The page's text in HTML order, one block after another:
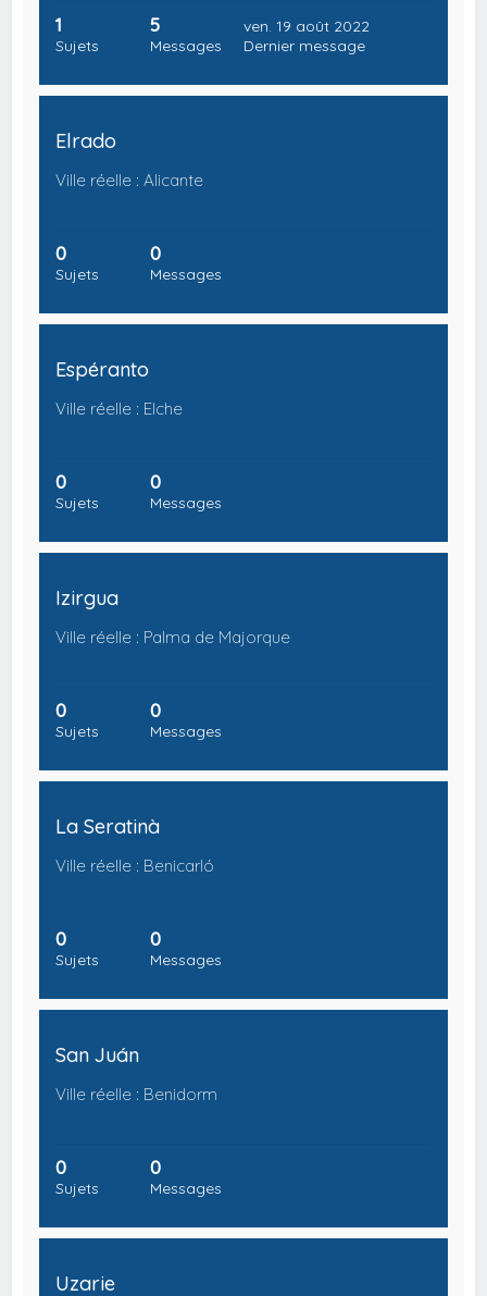
1
Sujets
5
Messages
ven. 19 août 2022
Dernier message
Elrado
Ville réelle : Alicante
0
Sujets
0
Messages
Espéranto
Ville réelle : Elche
0
Sujets
0
Messages
Izirgua
Ville réelle : Palma de Majorque
0
Sujets
0
Messages
La Seratinà
Ville réelle : Benicarló
0
Sujets
0
Messages
San Juán
Ville réelle : Benidorm
0
Sujets
0
Messages
Uzarie